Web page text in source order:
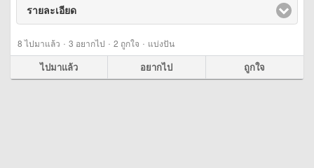
รายละเอียด
8ไปมาแล้ว · 3 อยากไป · 2 ถูกใจ · แบ่งปัน
ไปมาแล้ว อยากไป ถูกใจ